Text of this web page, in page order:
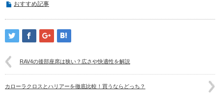
おすすめ記事
RAV4の後部座席は狭い？広さや快適性を解説
カローラクロスとハリアーを徹底比較！買うならどっち？